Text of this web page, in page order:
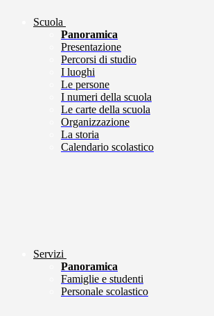
Scuola
Panoramica
Presentazione
Percorsi di studio
I luoghi
Le persone
I numeri della scuola
Le carte della scuola
Organizzazione
La storia
Calendario scolastico
Servizi
Panoramica
Famiglie e studenti
Personale scolastico